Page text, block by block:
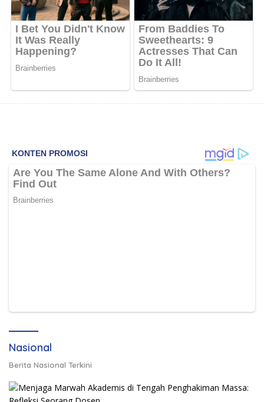
Nasional
Berita Nasional Terkini